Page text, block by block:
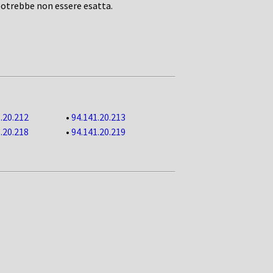
non essere esatta.
• 94.141.20.213
• 94.141.20.219